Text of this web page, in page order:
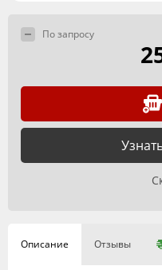
По запросу
Описание Отзывы